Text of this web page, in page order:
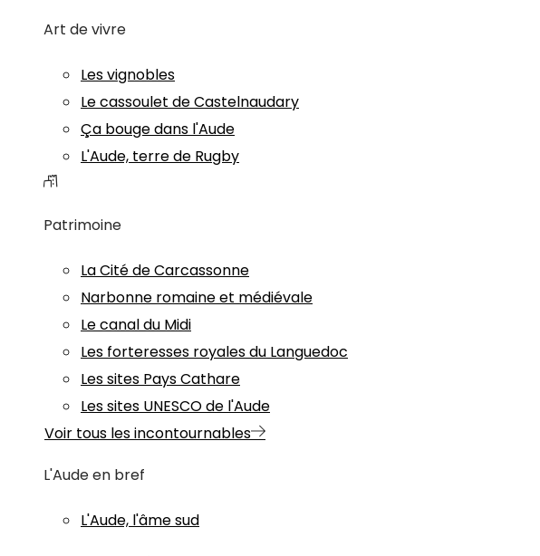
Art de vivre
Les vignobles
Le cassoulet de Castelnaudary
Ça bouge dans l'Aude
L'Aude, terre de Rugby
Patrimoine
La Cité de Carcassonne
Narbonne romaine et médiévale
Le canal du Midi
Les forteresses royales du Languedoc
Les sites Pays Cathare
Les sites UNESCO de l'Aude
Voir tous les incontournables
L'Aude en bref
L'Aude, l'âme sud